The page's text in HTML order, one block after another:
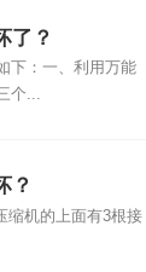
了？
下：一、利用万能
个...
？
缩机的上面有3根接